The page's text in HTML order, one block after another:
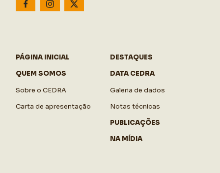
PÁGINA INICIAL
QUEM SOMOS
Sobre o CEDRA
Carta de apresentação
DESTAQUES
DATA CEDRA
Galeria de dados
Notas técnicas
PUBLICAÇÕES
NA MÍDIA